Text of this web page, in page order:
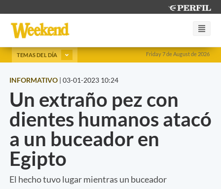
Friday 7 de August de 2026
TEMAS DEL DÍA
INFORMATIVO | 03-01-2023 10:24
Un extraño pez con
dientes humanos atacó
a un buceador en
Egipto
El hecho tuvo lugar mientras un buceador